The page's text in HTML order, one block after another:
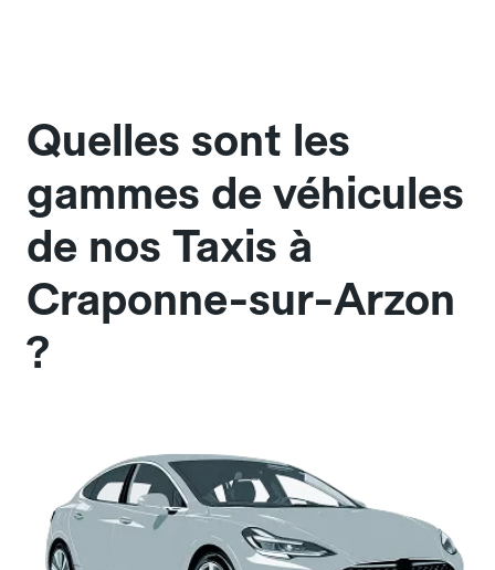
Quelles sont les
gammes de véhicules
de nos Taxis à
Craponne-sur-Arzon
?